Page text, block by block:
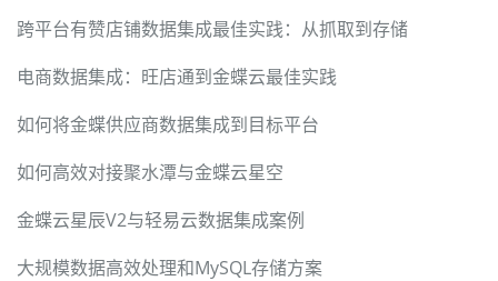
跨平台有赞店铺数据集成最佳实践：从抓取到存储
电商数据集成：旺店通到金蝶云最佳实践
如何将金蝶供应商数据集成到目标平台
如何高效对接聚水潭与金蝶云星空
金蝶云星辰V2与轻易云数据集成案例
大规模数据高效处理和MySQL存储方案